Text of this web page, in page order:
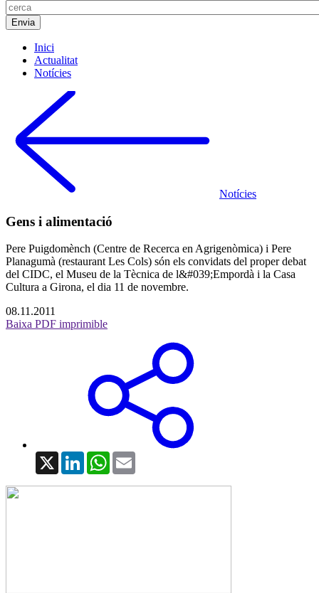
Inici
Actualitat
Notícies
Notícies
Gens i alimentació
Pere Puigdomènch (Centre de Recerca en Agrigenòmica) i Pere
Planagumà (restaurant Les Cols) són els convidats del proper debat
del CIDC, el Museu de la Tècnica de l&#039;Empordà i la Casa
Cultura a Girona, el dia 11 de novembre.
08.11.2011
Baixa PDF imprimible
X LinkedInWhatsApp